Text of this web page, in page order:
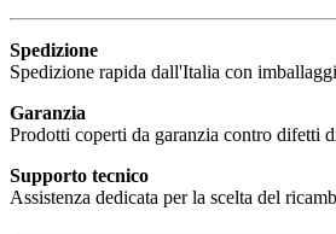
Spedizione
Spedizione rapida dall'Italia con
Garanzia
Prodotti coperti da garanzia contro difetti
Supporto tecnico
Assistenza dedicata per la scelta del